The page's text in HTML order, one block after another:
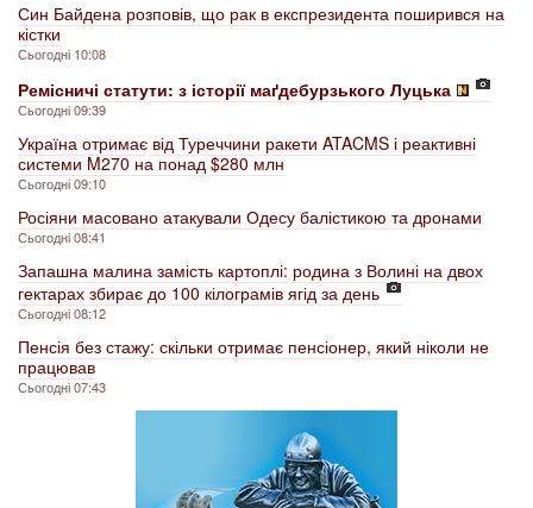
Син Байдена розповів, що рак в експрезидента поширився на
кістки
Сьогодні 10:08
Ремісничі статути: з історії маґдебурзького Луцька
Сьогодні 09:39
Україна отримає від Туреччини ракети ATACMS і реактивні
системи M270 на понад $280 млн
Сьогодні 09:10
Росіяни масовано атакували Одесу балістикою та дронами
Сьогодні 08:41
Запашна малина замість картоплі: родина з Волині на двох
гектарах збирає до 100 кілограмів ягід за день
Сьогодні 08:12
Пенсія без стажу: скільки отримає пенсіонер, який ніколи не
працював
Сьогодні 07:43